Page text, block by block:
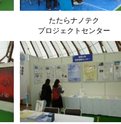
たたらナノテク
プロジェクトセンター